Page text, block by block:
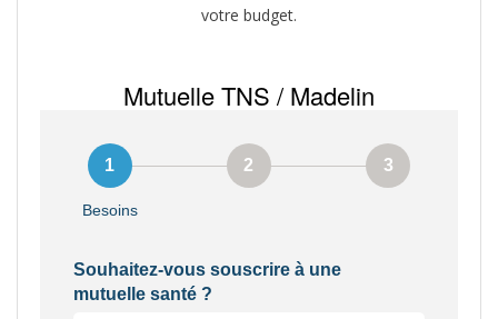
votre budget.